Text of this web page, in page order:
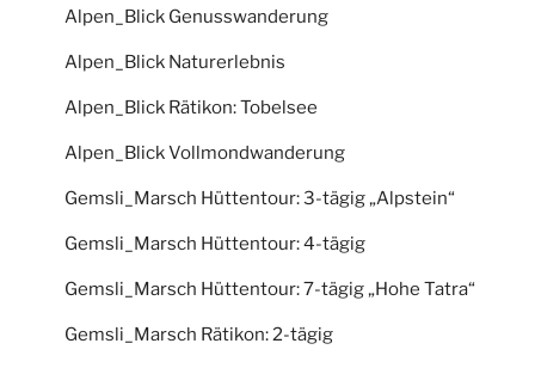
Alpen_Blick Genusswanderung
Alpen_Blick Naturerlebnis
Alpen_Blick Rätikon: Tobelsee
Alpen_Blick Vollmondwanderung
Gemsli_Marsch Hüttentour: 3-tägig „Alpstein“
Gemsli_Marsch Hüttentour: 4-tägig
Gemsli_Marsch Hüttentour: 7-tägig „Hohe Tatra“
Gemsli_Marsch Rätikon: 2-tägig